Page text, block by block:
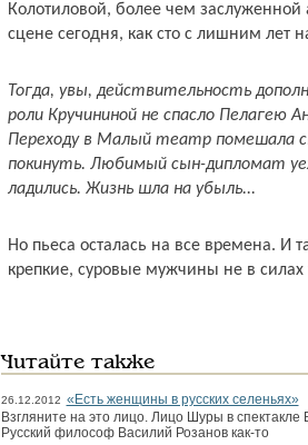
Колотиловой, более чем заслуженной
сцене сегодня, как сто с лишним лет
Тогда, увы, действительность
роли Кручининой не спасло Пелагею
Переходу в Малый театр помешала
покинуть. Любимый сын-дипломат
ладились. Жизнь шла на убыль...
Но пьеса осталась на все времена. И
крепкие, суровые мужчины не в силах
Читайте также
26.12.2012 «Есть женщины в русских селеньях»
Взгляните на это лицо. Лицо Шуры в
Русский философ Василий Розанов как-то